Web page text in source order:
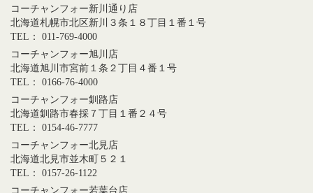
コーチャンフォー新川通り店
北海道札幌市北区新川３条１８丁目１番１号
TEL： 011-769-4000
コーチャンフォー旭川店
北海道旭川市宮前１条２丁目４番１号
TEL： 0166-76-4000
コーチャンフォー釧路店
北海道釧路市春採７丁目１番２４号
TEL： 0154-46-7777
コーチャンフォー北見店
北海道北見市並木町５２１
TEL： 0157-26-1122
コーチャンフォー若葉台店